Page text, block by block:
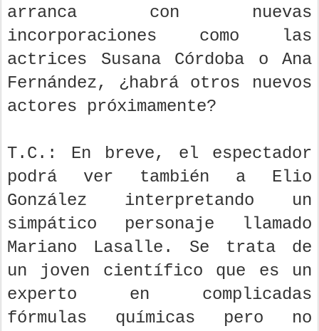
arranca con nuevas
incorporaciones como las
actrices Susana Córdoba o Ana
Fernández, ¿habrá otros nuevos
actores próximamente?
T.C.: En breve, el espectador
podrá ver también a Elio
González interpretando un
simpático personaje llamado
Mariano Lasalle. Se trata de
un joven científico que es un
experto en complicadas
fórmulas químicas pero no